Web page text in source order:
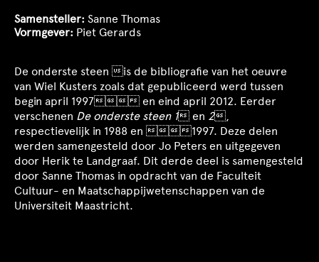
Samensteller: Sanne Thomas
Vormgever: Piet Gerards
De onderste steen is de bibliografie van het oeuvre
van Wiel Kusters zoals dat gepubliceerd werd tussen
begin april 1997 en eind april 2012. Eerder
verschenen De onderste steen 1 en 2 ,
respectievelijk in 1988 en 1997. Deze delen
werden samengesteld door Jo Peters en uitgegeven
door Herik te Landgraaf. Dit derde deel is samengesteld
door Sanne Thomas in opdracht van de Faculteit
Cultuur- en Maatschappijwetenschappen van de
Universiteit Maastricht.